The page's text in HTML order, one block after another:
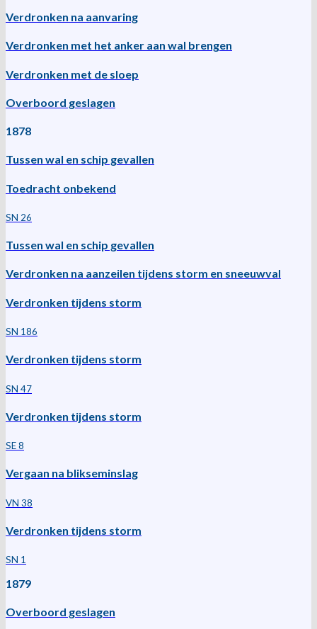
Verdronken na aanvaring
Verdronken met het anker aan wal brengen
Verdronken met de sloep
Overboord geslagen
1878
Tussen wal en schip gevallen
Toedracht onbekend
SN 26
Tussen wal en schip gevallen
Verdronken na aanzeilen tijdens storm en sneeuwval
Verdronken tijdens storm
SN 186
Verdronken tijdens storm
SN 47
Verdronken tijdens storm
SE 8
Vergaan na blikseminslag
VN 38
Verdronken tijdens storm
SN 1
1879
Overboord geslagen